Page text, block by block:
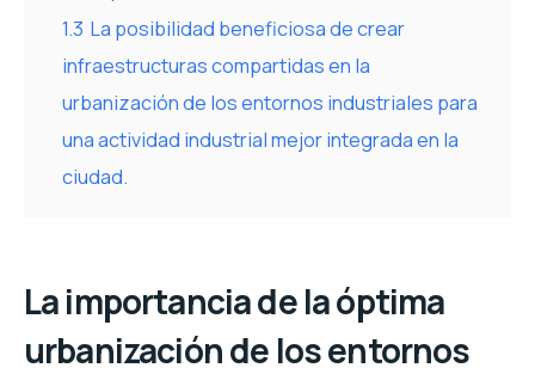
1.3 La posibilidad beneficiosa de crear
infraestructuras compartidas en la
urbanización de los entornos industriales para
una actividad industrial mejor integrada en la
ciudad.
La importancia de la óptima
urbanización de los entornos